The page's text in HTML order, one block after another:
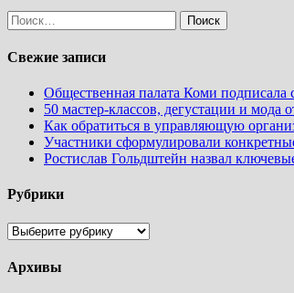
Найти:
Свежие записи
Общественная палата Коми подписала
50 мастер-классов, дегустации и мода
Как обратиться в управляющую
Участники сформулировали
Ростислав Гольдштейн назвал
Рубрики
Рубрики
Архивы